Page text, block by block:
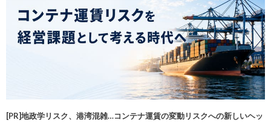
[PR]地政学リスク、港湾混雑…コンテナ運賃の変動リスクへの新しいヘッ